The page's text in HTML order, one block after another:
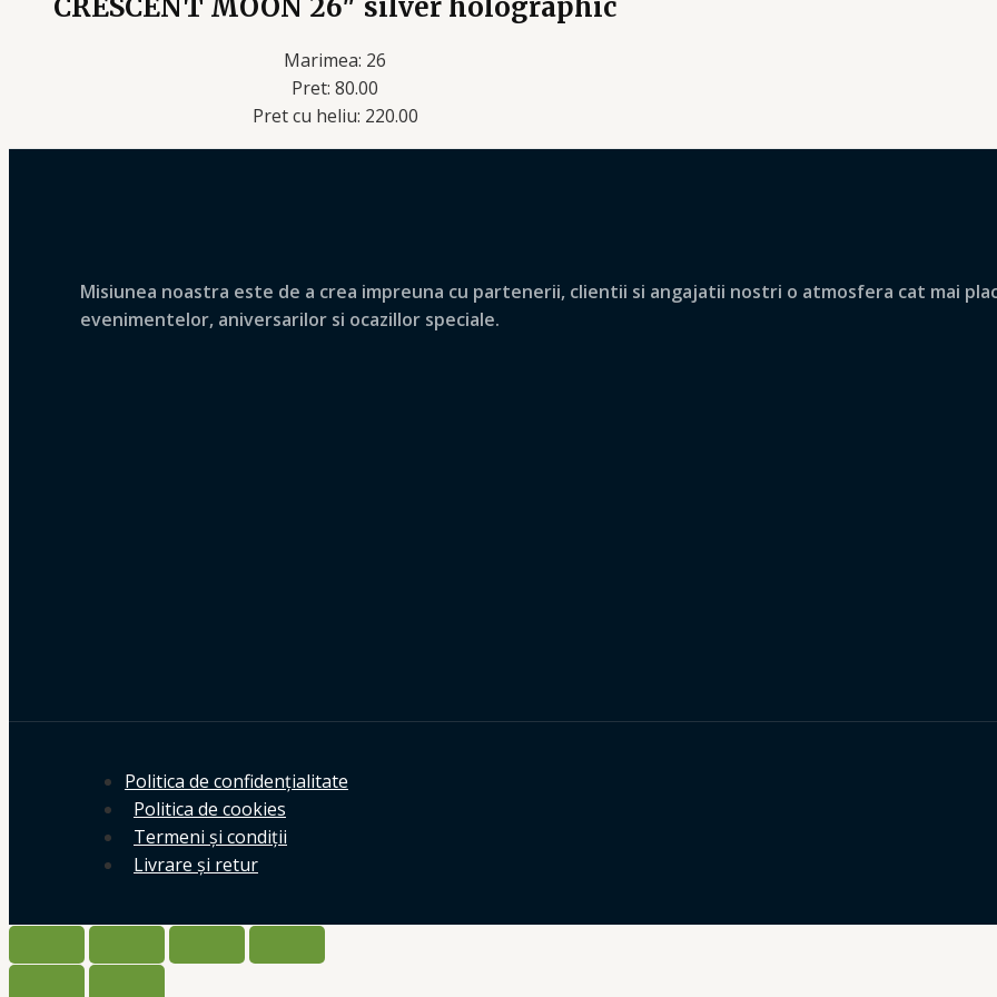
CRESCENT MOON 26″ silver holographic
Marimea: 26
Pret: 80.00
Pret cu heliu: 220.00
Misiunea noastra este de a crea impreuna cu partenerii, clientii si angajatii nostri o atmosfera cat mai
evenimentelor, aniversarilor si ocazillor speciale.
Politica de confidențialitate
Politica de cookies
Termeni și condiții
Livrare și retur